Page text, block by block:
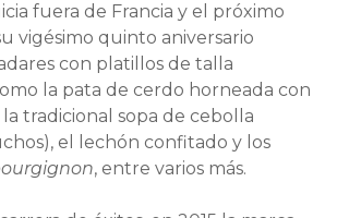
fuera de Francia y el próximo
vigésimo quinto aniversario
con platillos de talla
la pata de cerdo horneada con
la tradicional sopa de cebolla
el lechón confitado y los
, entre varios más.